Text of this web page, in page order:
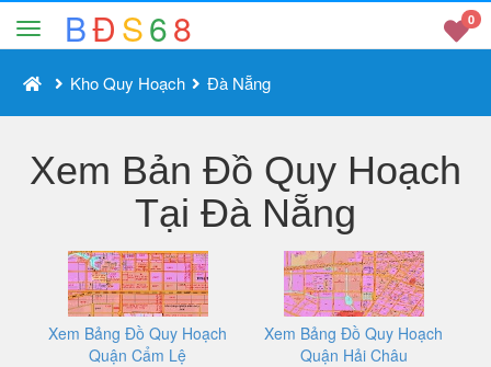
BĐS68 0
Kho Quy Hoạch Đà Nẵng
Xem Bản Đồ Quy Hoạch
Tại Đà Nẵng
Xem Bảng Đồ Quy Hoạch
Quận Cẩm Lệ
Xem Bảng Đồ Quy Hoạch
Quận Hải Châu